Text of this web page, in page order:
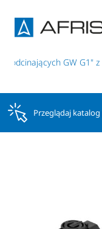
odcinających GW G1"
Przeglądaj